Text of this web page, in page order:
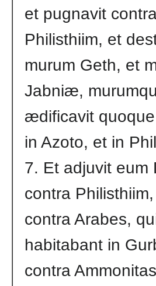
et pugnavit
Philisthiim, et
murum Geth, et
Jabniæ,
ædificavit
in Azoto, et in
7. Et adjuvit eum
contra
contra Arabes,
habitabant in
contra